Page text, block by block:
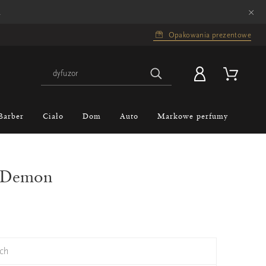
×
Opakowania prezentowe
Ciało Dom Auto Markowe perfumy